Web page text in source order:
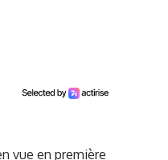
vue en première